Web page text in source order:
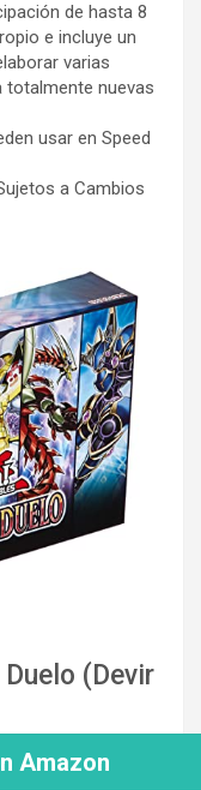
de hasta 8
e incluye un
varias
totalmente nuevas
usar en Speed
a Cambios
(Devir
Amazon